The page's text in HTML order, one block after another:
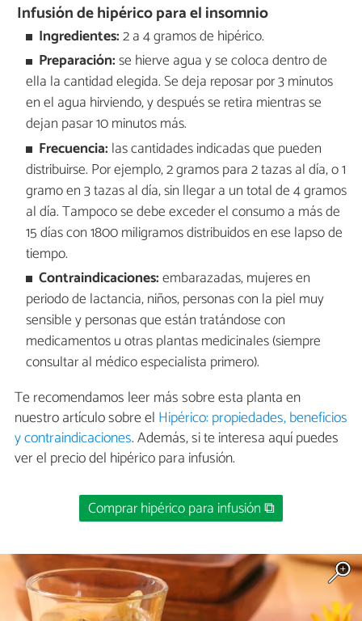
Infusión de hipérico para el insomnio
Ingredientes:2 a 4 gramos de hipérico.
Preparación:se hierve agua y se coloca dentro de
ella la cantidad elegida. Se deja reposar por 3 minutos
en el agua hirviendo, y después se retira mientras se
dejan pasar 10 minutos más.
Frecuencia: las cantidades indicadas que pueden
distribuirse. Por ejemplo, 2 gramos para 2 tazas al día, o 1
gramo en 3 tazas al día, sin llegar a un total de 4 gramos
al día. Tampoco se debe exceder el consumo a más de
15 días con 1800 miligramos distribuidos en ese lapso de
tiempo.
Contraindicaciones:embarazadas, mujeres en
periodo de lactancia, niños, personas con la piel muy
sensible y personas que están tratándose con
medicamentos u otras plantas medicinales (siempre
consultar al médico especialista primero).
Te recomendamos leer más sobre esta planta en
nuestro artículo sobre el Hipérico: propiedades, beneficios
y contraindicaciones. Además, si te interesa aquí puedes
ver el precio del hipérico para infusión.
Comprar hipérico para infusión ⧉